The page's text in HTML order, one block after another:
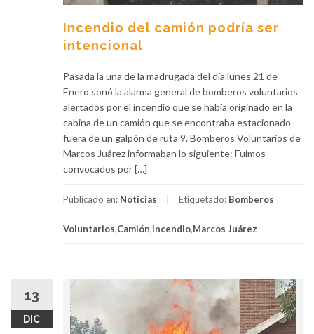
Incendio del camión podría ser
intencional
Pasada la una de la madrugada del día lunes 21 de
Enero sonó la alarma general de bomberos voluntarios
alertados por el incendio que se había originado en la
cabina de un camión que se encontraba estacionado
fuera de un galpón de ruta 9. Bomberos Voluntarios de
Marcos Juárez informaban lo siguiente: Fuimos
convocados por […]
Publicado en: Noticias Etiquetado: Bomberos
Voluntarios,Camión,incendio,Marcos Juárez
13
DIC